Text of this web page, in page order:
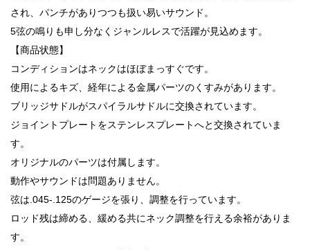
され、パンチがありつつも扱い易いサウンド。
5弦の鳴りも申し分なくジャンルレスで活躍が見込めます。
【商品状態】
コンディションはネックはほぼまっすぐです。
使用によるキズ、経年による金属パーツのくすみがあります。
ブリッジサドルがスパイラルサドルに交換されています。
ジョイントプレートをステンレスプレートへと交換されていま
す。
オリジナルのパーツは付属します。
動作やサウンドは問題ありません。
弦は.045-.125のゲージを張り、調整を行っています。
ロッド残は締める、緩める共にネック調整を行える余裕がありま
す。